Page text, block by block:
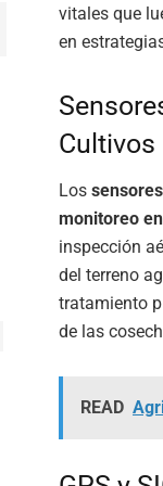
vitales que
en
Cultivos
Los sensores
monitoreo
inspección
del terreno
tratamiento
de las
READ